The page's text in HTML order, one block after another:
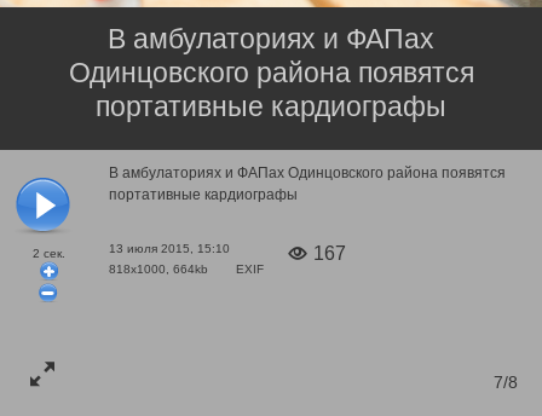
2 сек.
В амбулаториях и ФАПах Одинцовского района появятся
портативные кардиографы
13 июля 2015, 15:10
818x1000, 664kb
EXIF
167
7/8
В амбулаториях и ФАПах
Одинцовского района появятся
портативные кардиографы